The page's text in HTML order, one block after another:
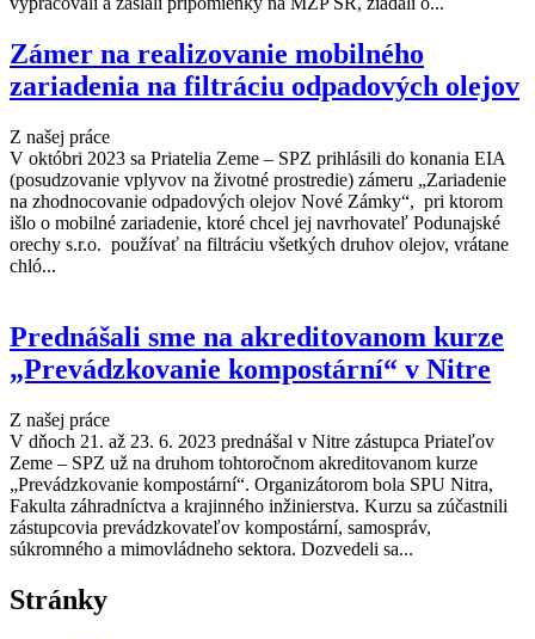
Zámer na realizovanie mobilného
zariadenia na filtráciu odpadových olejov
Z našej práce
V októbri 2023 sa Priatelia Zeme – SPZ prihlásili do konania EIA
(posudzovanie vplyvov na životné prostredie) zámeru „Zariadenie
na zhodnocovanie odpadových olejov Nové Zámky“, pri ktorom
išlo o mobilné zariadenie, ktoré chcel jej navrhovateľ Podunajské
orechy s.r.o. používať na filtráciu všetkých druhov olejov, vrátane
chló...
Prednášali sme na akreditovanom kurze
„Prevádzkovanie kompostární“ v Nitre
Z našej práce
V dňoch 21. až 23. 6. 2023 prednášal v Nitre zástupca Priateľov
Zeme – SPZ už na druhom tohtoročnom akreditovanom kurze
„Prevádzkovanie kompostární“. Organizátorom bola SPU Nitra,
Fakulta záhradníctva a krajinného inžinierstva. Kurzu sa zúčastnili
zástupcovia prevádzkovateľov kompostární, samospráv,
súkromného a mimovládneho sektora. Dozvedeli sa...
Stránky